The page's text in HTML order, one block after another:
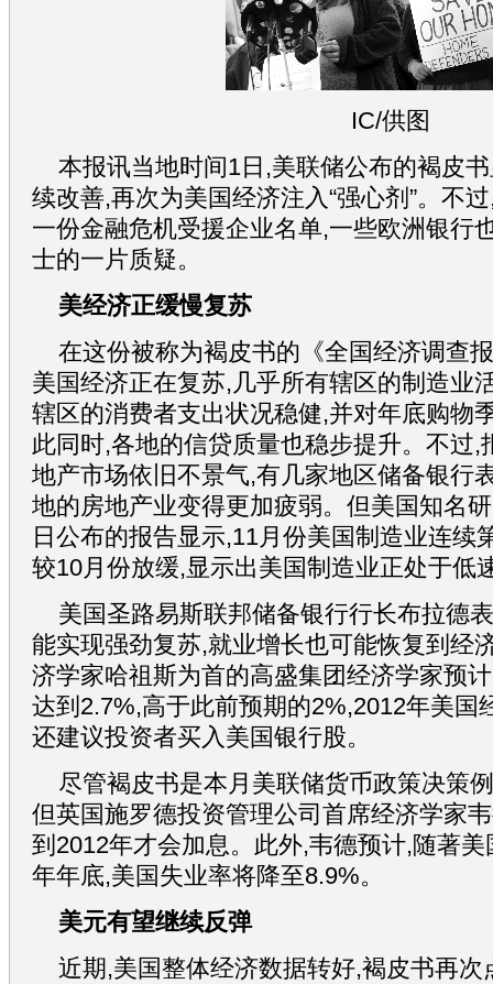
IC/供图
本报讯当地时间1日,美联储公布的褐皮
续改善,再次为美国经济注入“强心剂”。不
一份金融危机受援企业名单,一些欧洲银行
士的一片质疑。
美经济正缓慢复苏
在这份被称为褐皮书的《全国经济调查
美国经济正在复苏,几乎所有辖区的制造业
辖区的消费者支出状况稳健,并对年底购物
此同时,各地的信贷质量也稳步提升。不过,
地产市场依旧不景气,有几家地区储备银行
地的房地产业变得更加疲弱。但美国知名
日公布的报告显示,11月份美国制造业连续
较10月份放缓,显示出美国制造业正处于低
美国圣路易斯联邦储备银行行长布拉德
能实现强劲复苏,就业增长也可能恢复到经
济学家哈祖斯为首的高盛集团经济学家预
达到2.7%,高于此前预期的2%,2012年美国
还建议投资者买入美国银行股。
尽管褐皮书是本月美联储货币政策决策
但英国施罗德投资管理公司首席经济学家
到2012年才会加息。此外,韦德预计,随著
年年底,美国失业率将降至8.9%。
美元有望继续反弹
近期,美国整体经济数据转好,褐皮书再